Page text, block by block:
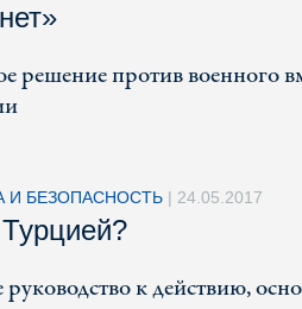
решение против военного
И БЕЗОПАСНОСТЬ | 24.05.2017
руководство к действию,